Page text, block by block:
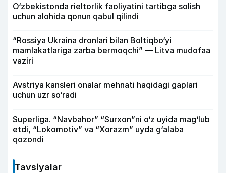
O‘zbekistonda rieltorlik faoliyatini tartibga solish
uchun alohida qonun qabul qilindi
“Rossiya Ukraina dronlari bilan Boltiqbo‘yi
mamlakatlariga zarba bermoqchi” — Litva mudofaa
vaziri
Avstriya kansleri onalar mehnati haqidagi gaplari
uchun uzr so‘radi
Superliga. “Navbahor” “Surxon”ni o‘z uyida mag‘lub
etdi, “Lokomotiv” va “Xorazm” uyda g‘alaba
qozondi
Tavsiyalar